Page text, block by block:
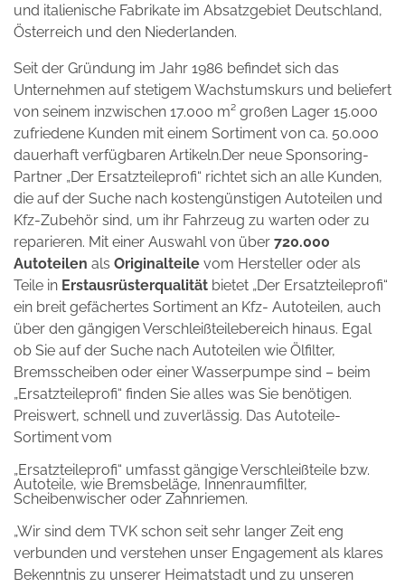
und italienische Fabrikate im Absatzgebiet Deutschland,
Österreich und den Niederlanden.
Seit der Gründung im Jahr 1986 befindet sich das
Unternehmen auf stetigem Wachstumskurs und beliefert
von seinem inzwischen 17.000 m² großen Lager 15.000
zufriedene Kunden mit einem Sortiment von ca. 50.000
dauerhaft verfügbaren Artikeln.Der neue Sponsoring-
Partner „Der Ersatzteileprofi“ richtet sich an alle Kunden,
die auf der Suche nach kostengünstigen Autoteilen und
Kfz-Zubehör sind, um ihr Fahrzeug zu warten oder zu
reparieren. Mit einer Auswahl von über 720.000
Autoteilen als Originalteile vom Hersteller oder als
Teile in Erstausrüsterqualität bietet „Der Ersatzteileprofi“
ein breit gefächertes Sortiment an Kfz- Autoteilen, auch
über den gängigen Verschleißteilebereich hinaus. Egal
ob Sie auf der Suche nach Autoteilen wie Ölfilter,
Bremsscheiben oder einer Wasserpumpe sind – beim
„Ersatzteileprofi“ finden Sie alles was Sie benötigen.
Preiswert, schnell und zuverlässig. Das Autoteile-
Sortimentvom
„Ersatzteileprofi“ umfasst gängige Verschleißteile bzw.
Autoteile, wie Bremsbeläge, Innenraumfilter,
Scheibenwischer oder Zahnriemen.
„Wir sind dem TVK schon seit sehr langer Zeit eng
verbunden und verstehen unser Engagement als klares
Bekenntnis zu unserer Heimatstadt und zu unseren